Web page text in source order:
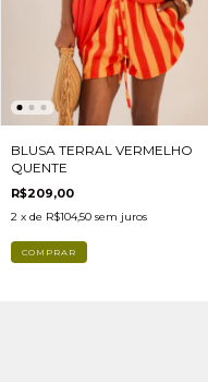
BLUSA TERRAL VERMELHO
QUENTE
R$209,00
2 x de R$104,50 sem juros
COMPRAR